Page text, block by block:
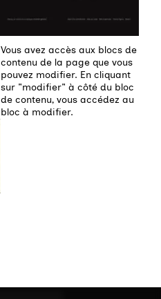
Vous avez accès aux blocs de
contenu de la page que vous
pouvez modifier. En cliquant
sur "modifier" à côté du bloc
de contenu, vous accédez au
bloc à modifier.